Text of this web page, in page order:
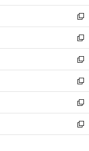
開
く
ウ
で
開
く
ン
ド
ウ
で
開
く
新
し
い
ウ
ィ
ン
ド
ウ
で
開
く
新
し
い
ウ
ィ
ン
ド
ウ
で
開
新
し
い
ウ
ィ
ン
ド
ウ
新
し
い
ウ
ィ
ン
新
し
い
ウ
新
し